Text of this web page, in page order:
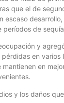
que el de
escaso
períodos de
y
en varios
en
y los daños